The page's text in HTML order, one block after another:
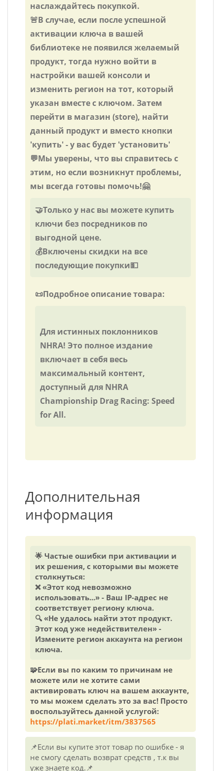
наслаждайтесь покупкой.
🚨В случае, если после успешной
активации ключа в вашей
библиотеке не появился желаемый
продукт, тогда нужно войти в
настройки вашей консоли и
изменить регион на тот, который
указан вместе с ключом. Затем
перейти в магазин (store), найти
данный продукт и вместо кнопки
'купить' - у вас будет 'установить'
💬Мы уверены, что вы справитесь с
этим, но если возникнут проблемы,
мы всегда готовы помочь!🤗
🤝Только у нас вы можете купить
ключи без посредников по
выгодной цене.
💰Включены скидки на все
последующие покупки💵
📜Подробное описание товара:
Для истинных поклонников
NHRA! Это полное издание
включает в себя весь
максимальный контент,
доступный для NHRA
Championship Drag Racing: Speed
for All.
Дополнительная
информация
🌟 Частые ошибки при активации и
их решения, с которыми вы можете
столкнуться:
❌ «Этот код невозможно
использовать...» - Ваш IP-адрес не
соответствует региону ключа.
🔍 «Не удалось найти этот продукт.
Этот код уже недействителен» -
Измените регион аккаунта на регион
ключа.
🧩Если вы по каким то причинам не
можете или не хотите сами
активировать ключ на вашем аккаунте,
то мы можем сделать это за вас! Просто
воспользуйтесь данной услугой:
https://plati.market/itm/3837565
📌Если вы купите этот товар по ошибке - я
не смогу сделать возврат средств , т.к вы
уже знаете код.📌